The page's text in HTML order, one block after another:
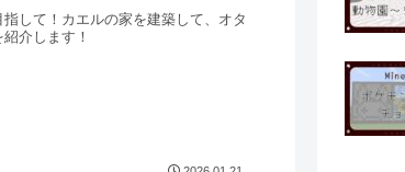
して！カエルの家を建築して、オタ
介します！